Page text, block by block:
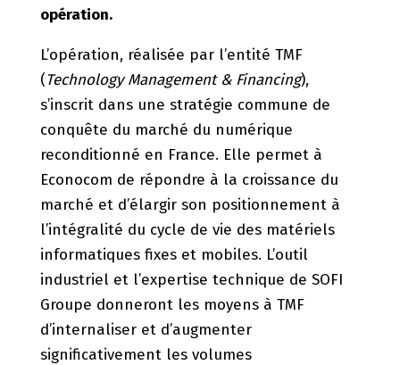
opération.
L’opération, réalisée par l’entité TMF
(Technology Management & Financing),
s’inscrit dans une stratégie commune de
conquête du marché du numérique
reconditionné en France. Elle permet à
Econocom de répondre à la croissance du
marché et d’élargir son positionnement à
l’intégralité du cycle de vie des matériels
informatiques fixes et mobiles. L’outil
industriel et l’expertise technique de SOFI
Groupe donneront les moyens à TMF
d’internaliser et d’augmenter
significativement les volumes